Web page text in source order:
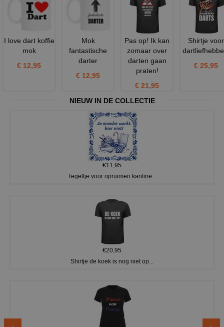
I love dart koffie
mok
€ 12,95
Mok
fantastische
darter
€ 12,95
Pas op! Ik kan
zomaar over
darten gaan
praten!
€ 21,95
Shirtje voor
€ 25,95
NIEUW IN DE COLLECTIE
€11,95
Tegeltje voor opruimen kantine...
€20,95
Shirtje de koek is nog niet op...